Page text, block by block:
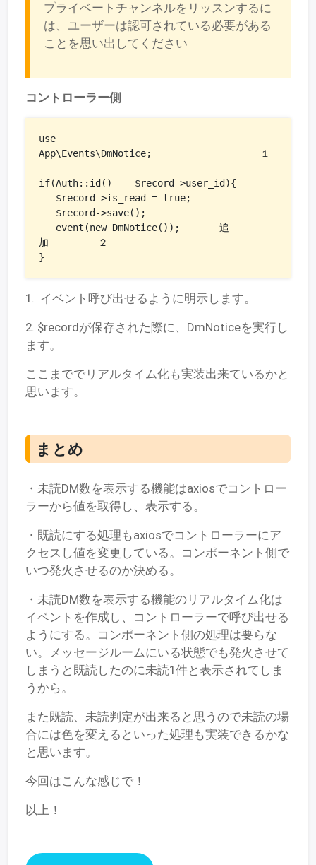
プライベートチャンネルをリッスンするに
は、ユーザーは認可されている必要がある
ことを思い出してください
コントローラー側
use
App\Events\DmNotice;　　　　　　　　　　　１
if(Auth::id() == $record->user_id){
加　　　　　２
}
1. イベント呼び出せるように明示します。
2. $recordが保存された際に、DmNoticeを実行し
ます。
ここまででリアルタイム化も実装出来ているかと
思います。
まとめ
・未読DM数を表示する機能はaxiosでコントロー
ラーから値を取得し、表示する。
・既読にする処理もaxiosでコントローラーにア
クセスし値を変更している。コンポーネント側で
いつ発火させるのか決める。
・未読DM数を表示する機能のリアルタイム化は
イベントを作成し、コントローラーで呼び出せる
ようにする。コンポーネント側の処理は要らな
い。メッセージルームにいる状態でも発火させて
しまうと既読したのに未読1件と表示されてしま
うから。
また既読、未読判定が出来ると思うので未読の場
合には色を変えるといった処理も実装できるかな
と思います。
今回はこんな感じで！
以上！